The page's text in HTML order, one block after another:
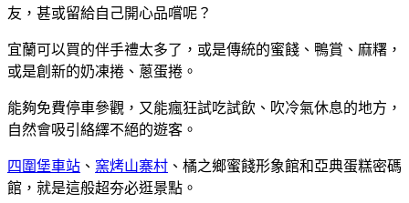
友，甚或留給自己開心品嚐呢？
宜蘭可以買的伴手禮太多了，或是傳統的蜜餞、鴨賞、麻糬，
或是創新的奶凍捲、蔥蛋捲。
能夠免費停車參觀，又能瘋狂試吃試飲、吹冷氣休息的地方，
自然會吸引絡繹不絕的遊客。
四圍堡車站 、 窯烤山寨村 、橘之鄉蜜餞形象館和亞典蛋糕密碼
館，就是這般超夯必逛景點。